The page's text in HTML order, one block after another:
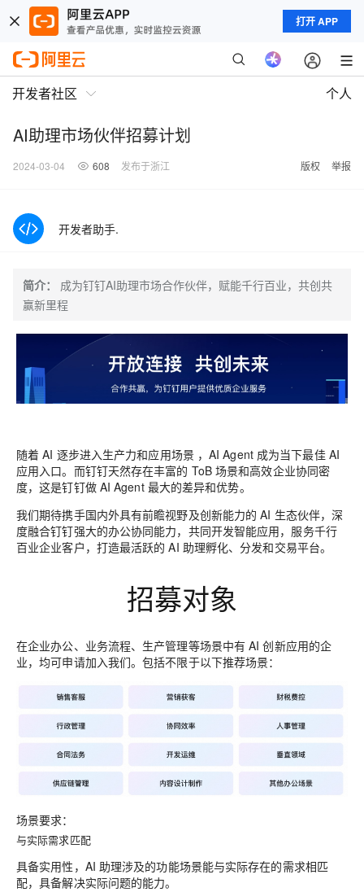
打开 APP
开发者社区 个人
AI助理市场伙伴招募计划
2024-03-04 608 发布于浙江 版权 举报
开发者助手.
简介：
成为钉钉AI助理市场合作伙伴，赋能千行百业，共创共
赢新里程
随着 AI 逐步进入生产力和应用场景 ，AI Agent 成为当下最佳 AI
应用入口。而钉钉天然存在丰富的 ToB 场景和高效企业协同密
度，这是钉钉做 AI Agent 最大的差异和优势。
我们期待携手国内外具有前瞻视野及创新能力的 AI 生态伙伴，深
度融合钉钉强大的办公协同能力，共同开发智能应用，服务千行
百业企业客户，打造最活跃的 AI 助理孵化、分发和交易平台。
招募对象
在企业办公、业务流程、生产管理等场景中有 AI 创新应用的企
业，均可申请加入我们。包括不限于以下推荐场景：
场景要求：
与实际需求匹配
具备实用性，AI 助理涉及的功能场景能与实际存在的需求相匹
配，具备解决实际问题的能力。